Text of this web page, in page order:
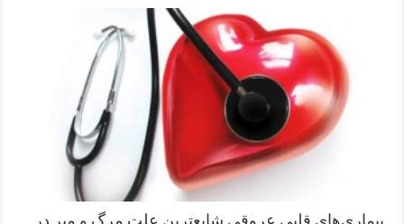
بیماری‌های قلبی عروقی شايعترين علت مرگ و میر در